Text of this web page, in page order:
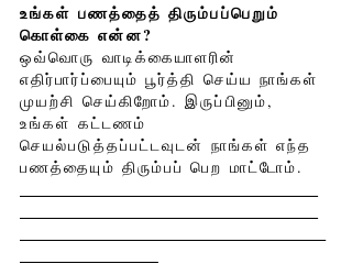
உங்கள் பணத்தைத் திரும்பப்பெறும்
கொள்கை என்ன?
ஒவ்வொரு வாடிக்கையாளரின்
எதிர்பார்ப்பையும் பூர்த்தி செய்ய நாங்கள்
முயற்சி செய்கிறோம். இருப்பினும்,
உங்கள் கட்டணம்
செயல்படுத்தப்பட்டவுடன் நாங்கள் எந்த
பணத்தையும் திரும்பப் பெற மாட்டோம்.